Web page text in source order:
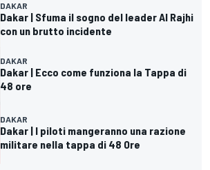
DAKAR
Dakar | Sfuma il sogno del leader Al Rajhi
con un brutto incidente
DAKAR
Dakar | Ecco come funziona la Tappa di
48 ore
DAKAR
Dakar | I piloti mangeranno una razione
militare nella tappa di 48 Ore